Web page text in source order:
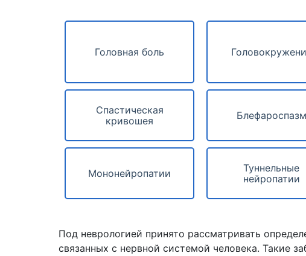
Головная боль
Спастическая
кривошея
Блефароспазм
Мононейропатии
Туннельные
нейропатии
Под неврологией принято рассматривать
связанных с нервной системой человека. Такие